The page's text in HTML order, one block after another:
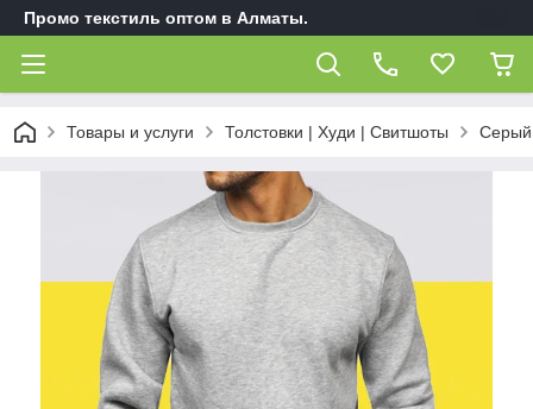
Промо текстиль оптом в Алматы.
Товары и услуги Толстовки | Худи | Свитшоты Серый